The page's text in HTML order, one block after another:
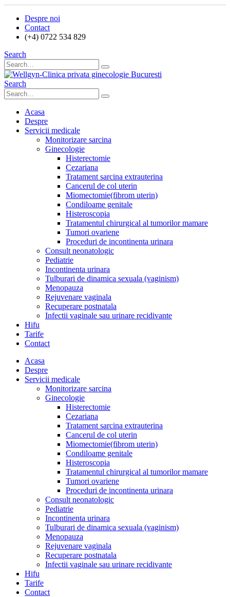
Despre noi
Contact
(+4) 0722 534 829
Search
Search
Acasa
Despre
Servicii medicale
Monitorizare sarcina
Ginecologie
Histerectomie
Cezariana
Tratament sarcina extrauterina
Cancerul de col uterin
Miomectomie(fibrom uterin)
Condiloame genitale
Histeroscopia
Tratamentul chirurgical al tumorilor mamare
Tumori ovariene
Proceduri de incontinenta urinara
Consult neonatologic
Pediatrie
Incontinenta urinara
Tulburari de dinamica sexuala (vaginism)
Menopauza
Rejuvenare vaginala
Recuperare postnatala
Infectii vaginale sau urinare recidivante
Hifu
Tarife
Contact
Acasa
Despre
Servicii medicale
Monitorizare sarcina
Ginecologie
Histerectomie
Cezariana
Tratament sarcina extrauterina
Cancerul de col uterin
Miomectomie(fibrom uterin)
Condiloame genitale
Histeroscopia
Tratamentul chirurgical al tumorilor mamare
Tumori ovariene
Proceduri de incontinenta urinara
Consult neonatologic
Pediatrie
Incontinenta urinara
Tulburari de dinamica sexuala (vaginism)
Menopauza
Rejuvenare vaginala
Recuperare postnatala
Infectii vaginale sau urinare recidivante
Hifu
Tarife
Contact